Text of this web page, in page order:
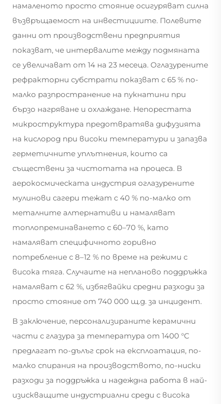
намаленото просто стояние осигуряват силна
възвръщаемост на инвестициите. Полевите
данни от производствени предприятия
показват, че интервалите между подмяната
се увеличават от 14 на 23 месеца. Оглазурените
рефракторни субстрати показват с 65 % по-
малко разпространение на пукнатини при
бързо нагряване и охлаждане. Непорестата
микроструктура предотвратява дифузията
на кислород при високи температури и запазва
герметичните уплътнения, които са
съществени за чистотата на процеса. В
аерокосмическата индустрия оглазурените
мулинови сагери тежат с 40 % по-малко от
металните алтернативи и намаляват
топлопреминаването с 60–70 %, като
намаляват специфичното горивно
потребление с 8–12 % по време на режими с
висока тяга. Случаите на непланово поддръжка
намаляват с 62 %, избягвайки средни разходи за
просто стояние от 740 000 щ.д. за инцидент.
В заключение, персонализираните керамични
части с глазура за температура от 1400 °C
предлагат по-дълъг срок на експлоатация, по-
малко спирания на производството, по-ниски
разходи за поддръжка и надеждна работа в най-
изискващите индустриални среди с висока